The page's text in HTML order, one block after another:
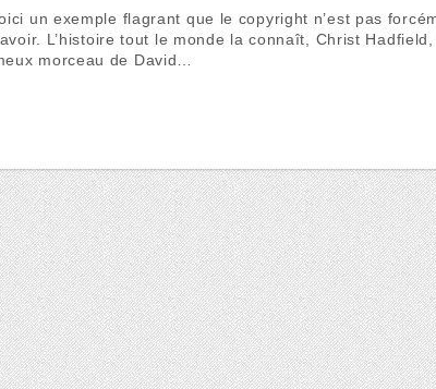
un exemple flagrant que le copyright n’est pas
L’histoire tout le monde la connaît, Christ
morceau de David…